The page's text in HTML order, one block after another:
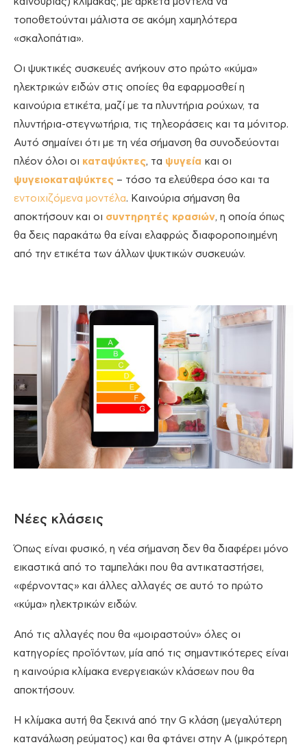
τοποθετούνται μάλιστα σε ακόμη χαμηλότερα
«σκαλοπάτια».
Οι ψυκτικές συσκευές ανήκουν στο πρώτο «κύμα»
ηλεκτρικών ειδών στις οποίες θα εφαρμοσθεί η
καινούρια ετικέτα, μαζί με τα πλυντήρια ρούχων, τα
πλυντήρια-στεγνωτήρια, τις τηλεοράσεις και τα μόνιτορ.
Αυτό σημαίνει ότι με τη νέα σήμανση θα συνοδεύονται
πλέον όλοι οι καταψύκτες, τα ψυγεία και οι
ψυγειοκαταψύκτες – τόσο τα ελεύθερα όσο και τα
εντοιχιζόμενα μοντέλα. Καινούρια σήμανση θα
αποκτήσουν και οι συντηρητές κρασιών, η οποία όπως
θα δεις παρακάτω θα είναι ελαφρώς διαφοροποιημένη
από την ετικέτα των άλλων ψυκτικών συσκευών.
Νέες κλάσεις
Όπως είναι φυσικό, η νέα σήμανση δεν θα διαφέρει μόνο
εικαστικά από το ταμπελάκι που θα αντικαταστήσει,
«φέρνοντας» και άλλες αλλαγές σε αυτό το πρώτο
«κύμα» ηλεκτρικών ειδών.
Από τις αλλαγές που θα «μοιραστούν» όλες οι
κατηγορίες προϊόντων, μία από τις σημαντικότερες είναι
η καινούρια κλίμακα ενεργειακών κλάσεων που θα
αποκτήσουν.
Η κλίμακα αυτή θα ξεκινά από την G κλάση (μεγαλύτερη
κατανάλωση ρεύματος) και θα φτάνει στην Α (μικρότερη